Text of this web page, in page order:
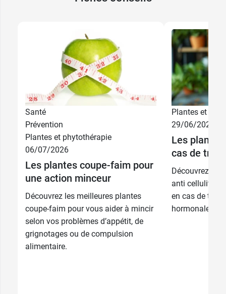
comprimés
8,79 €
comprimés
26,39 €
Santé
Prévention
Plantes et phytothérapie
06/07/2026
Les plantes coupe-faim pour
une action minceur
Découvrez les meilleures plantes
coupe-faim pour vous aider à mincir
selon vos problèmes d’appétit, de
grignotages ou de compulsion
alimentaire.
Plantes et
29/06/2026
Les
cas de
Découvrez les
anti cellulite
en cas de
hormonale.